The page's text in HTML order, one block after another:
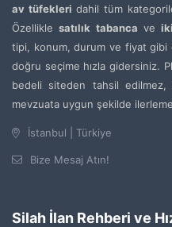
av tüfekleri dahil tüm
Özelliklesatılık tabanca ve
tipi, konum, durum ve fiyat gibi
doğru seçime hızla gidersiniz.
bedeli siteden tahsil
mevzuata uygun şekilde
İstanbul | Türkiye
Bize Mesaj Atın!
Silah İlan Rehberi ve